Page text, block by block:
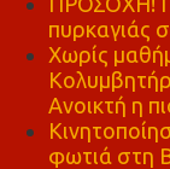
πυρκαγιάς
Χωρίς
Ανοικτή η
φωτιά στη